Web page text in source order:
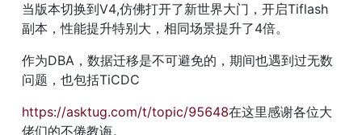
当版本切换到V4,仿佛打开了新世界大门，开启Tiflash
副本，性能提升特别大，相同场景提升了4倍。
作为DBA，数据迁移是不可避免的，期间也遇到过无数
问题，也包括TiCDC
https://asktug.com/t/topic/95648在这里感谢各位大
佬们的不倦教诲。